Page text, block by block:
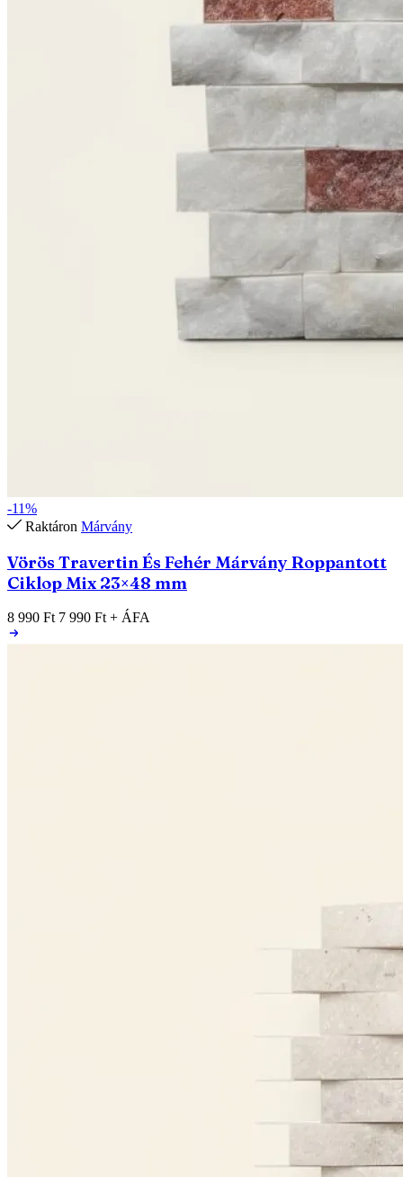
-11%
Raktáron Márvány
Vörös Travertin És Fehér Márvány Roppantott
Ciklop Mix 23×48 mm
8 990 Ft 7 990 Ft + ÁFA